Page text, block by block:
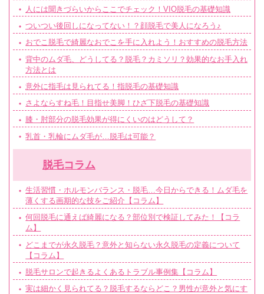
人には聞きづらいからここでチェック！VIO脱毛の基礎知識
ついつい後回しになってない！？顔脱毛で美人になろう♪
おでこ脱毛で綺麗なおでこを手に入れよう！おすすめの脱毛方法
背中のムダ毛、どうしてる？脱毛？カミソリ？効果的なお手入れ
方法とは
意外に指毛は見られてる！指脱毛の基礎知識
さよならすね毛！目指せ美脚！ひざ下脱毛の基礎知識
膝・肘部分の脱毛効果が得にくいのはどうして？
乳首・乳輪にムダ毛が…脱毛は可能？
脱毛コラム
生活習慣・ホルモンバランス・脱毛…今日からできる！ムダ毛を
薄くする画期的な技をご紹介【コラム】
何回脱毛に通えば綺麗になる？部位別で検証してみた！【コラ
ム】
どこまでが永久脱毛？意外と知らない永久脱毛の定義について
【コラム】
脱毛サロンで起きるよくあるトラブル事例集【コラム】
実は細かく見られてる？脱毛するならどこ？男性が意外と気にす